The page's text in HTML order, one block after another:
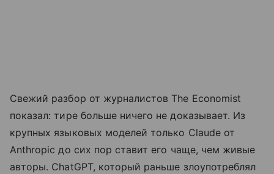
Свежий разбор от журналистов The Economist
показал: тире больше ничего не доказывает. Из
крупных языковых моделей только Claude от
Anthropic до сих пор ставит его чаще, чем живые
авторы. ChatGPT, который раньше злоупотреблял